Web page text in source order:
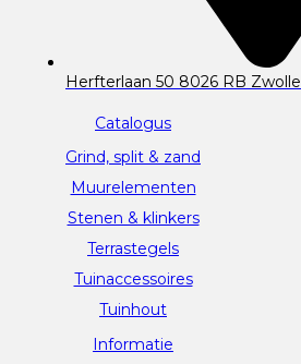
Herfterlaan 50 8026 RB Zwolle
Catalogus
Grind, split & zand
Muurelementen
Stenen & klinkers
Terrastegels
Tuinaccessoires
Tuinhout
Informatie